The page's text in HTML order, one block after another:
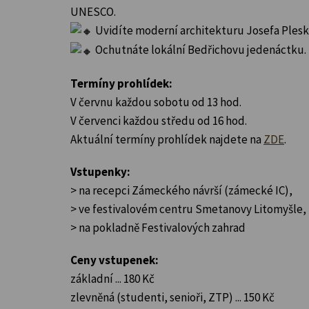
UNESCO.
Uvidíte moderní architekturu Josefa
Ochutnáte lokální Bedřichovu jedenáctku.
Termíny prohlídek:
V červnu každou sobotu od 13 hod.
V červenci každou středu od 16 hod.
Aktuální termíny prohlídek najdete na ZDE.
Vstupenky:
> na recepci Zámeckého návrší (zámecké IC),
> ve festivalovém centru Smetanovy Litomyšle,
> na pokladně Festivalových zahrad
Ceny vstupenek:
základní ... 180 Kč
zlevněná (studenti, senioři, ZTP) ... 150 Kč